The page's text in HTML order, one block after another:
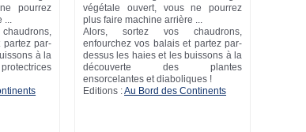
pourrez
partez par-
à la
végétale ouvert, vous ne pourrez
plus faire machine arrière ...
Alors, sortez vos chaudrons,
enfourchez vos balais et partez par-
dessus les haies et les buissons à la
découverte des plantes
ensorcelantes et diaboliques !
Editions :Au Bord des Continents